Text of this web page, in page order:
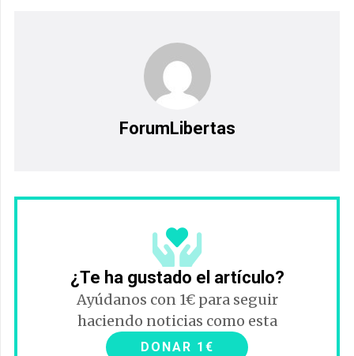
ForumLibertas
¿Te ha gustado el artículo?
Ayúdanos con 1€ para seguir
haciendo noticias como esta
DONAR 1€